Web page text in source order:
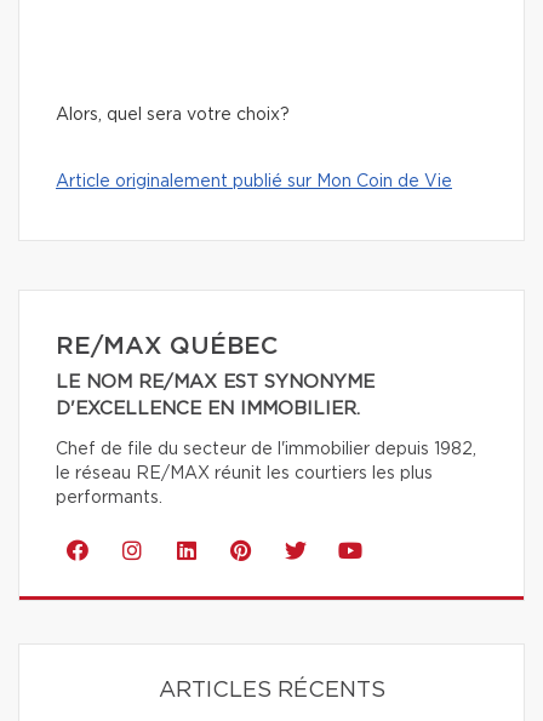
Alors, quel sera votre choix?
Article originalement publié sur Mon Coin de Vie
RE/MAX QUÉBEC
LE NOM RE/MAX EST SYNONYME
D'EXCELLENCE EN IMMOBILIER.
Chef de file du secteur de l'immobilier depuis 1982,
le réseau RE/MAX réunit les courtiers les plus
performants.
ARTICLES RÉCENTS